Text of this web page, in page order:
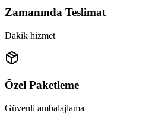
Zamanında Teslimat
Dakik hizmet
Özel Paketleme
Güvenli ambalajlama